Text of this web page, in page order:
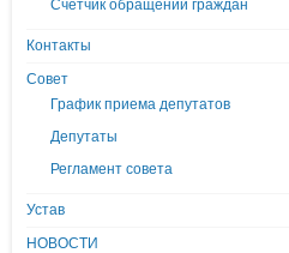
Счетчик обращений граждан
Контакты
Совет
График приема депутатов
Депутаты
Регламент совета
Устав
НОВОСТИ